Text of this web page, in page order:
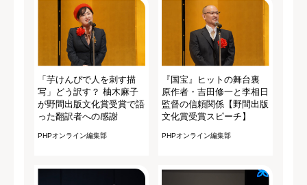
「芋けんぴで人を刺す描
写」どう訳す？ 柚木麻子
が野間出版文化賞受賞で語
った翻訳者への感謝
PHPオンライン編集部
『国宝』ヒットの舞台裏
原作者・吉田修一と李相日
監督の信頼関係【野間出版
文化賞受賞スピーチ】
PHPオンライン編集部